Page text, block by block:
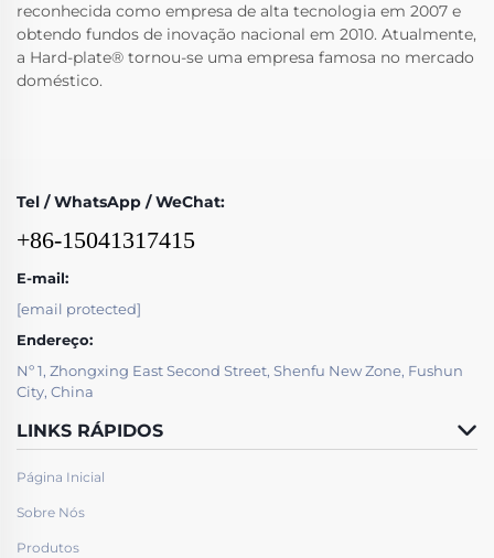
reconhecida como empresa de alta tecnologia em 2007 e
obtendo fundos de inovação nacional em 2010. Atualmente,
a Hard-plate® tornou-se uma empresa famosa no mercado
doméstico.
Tel / WhatsApp / WeChat:
+86-15041317415
E-mail:
[email protected]
Endereço:
Nº 1, Zhongxing East Second Street, Shenfu New Zone, Fushun
City, China
LINKS RÁPIDOS
Página Inicial
Sobre Nós
Produtos